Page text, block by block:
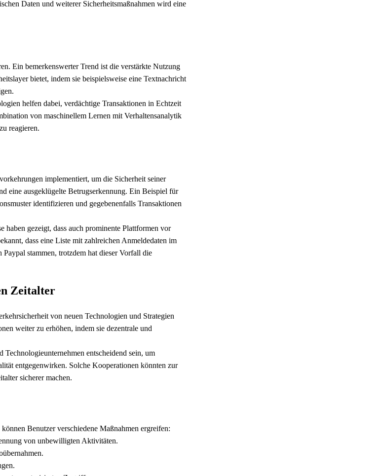
Daten und weiterer Sicherheitsmaßnahmen wird eine
Ein bemerkenswerter Trend ist die verstärkte Nutzung
bietet, indem sie beispielsweise eine Textnachricht
helfen dabei, verdächtige Transaktionen in Echtzeit
von maschinellem Lernen mit Verhaltensanalytik
reagieren.
implementiert, um die Sicherheit seiner
eine ausgeklügelte Betrugserkennung. Ein Beispiel für
identifizieren und gegebenenfalls Transaktionen
gezeigt, dass auch prominente Plattformen vor
dass eine Liste mit zahlreichen Anmeldedaten im
stammen, trotzdem hat dieser Vorfall die
Zeitalter
von neuen Technologien und Strategien
weiter zu erhöhen, indem sie dezentrale und
entscheidend sein, um
entgegenwirken. Solche Kooperationen könnten zur
sicherer machen.
Benutzer verschiedene Maßnahmen ergreifen:
von unbewilligten Aktivitäten.